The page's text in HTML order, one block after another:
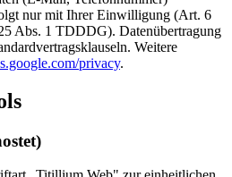
nur mit Ihrer Einwilligung (Art. 6
Abs. 1 TDDDG). Datenübertragung
Weitere
privacy.